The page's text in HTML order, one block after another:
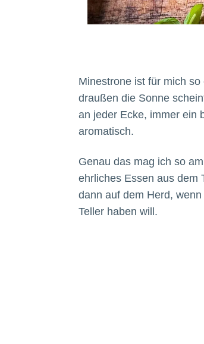
Minestrone ist für mich
draußen die Sonne
an jeder Ecke, immer ein
aromatisch.
Genau das mag ich so am
ehrliches Essen aus dem
dann auf dem Herd,
Teller haben will.